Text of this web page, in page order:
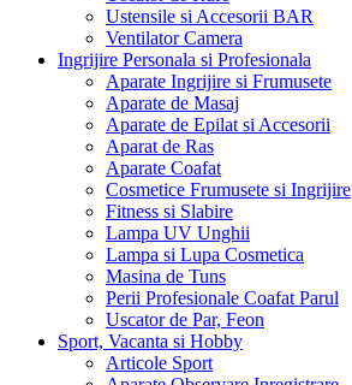
Ustensile si Accesorii BAR
Ventilator Camera
Ingrijire Personala si Profesionala
Aparate Ingrijire si Frumusete
Aparate de Masaj
Aparate de Epilat si Accesorii
Aparat de Ras
Aparate Coafat
Cosmetice Frumusete si Ingrijire
Fitness si Slabire
Lampa UV Unghii
Lampa si Lupa Cosmetica
Masina de Tuns
Perii Profesionale Coafat Parul
Uscator de Par, Feon
Sport, Vacanta si Hobby
Articole Sport